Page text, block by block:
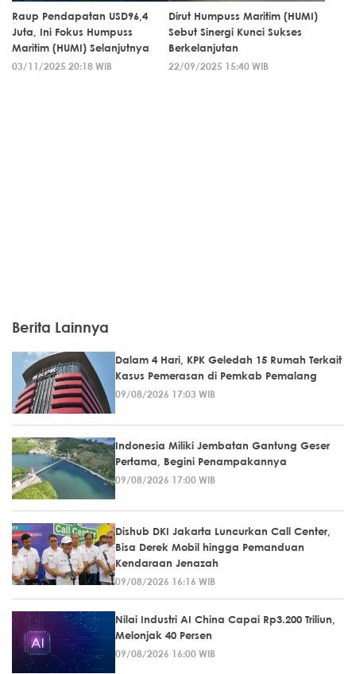
Raup Pendapatan USD96,4
Juta, Ini Fokus Humpuss
Maritim (HUMI) Selanjutnya
03/11/2025 20:18 WIB
Dirut Humpuss Maritim (HUMI)
Sebut Sinergi Kunci Sukses
Berkelanjutan
22/09/2025 15:40 WIB
Berita Lainnya
Dalam 4 Hari, KPK Geledah 15 Rumah Terkait
Kasus Pemerasan di Pemkab Pemalang
09/08/2026 17:03 WIB
Indonesia Miliki Jembatan Gantung Geser
Pertama, Begini Penampakannya
09/08/2026 17:00 WIB
Dishub DKI Jakarta Luncurkan Call Center,
Bisa Derek Mobil hingga Pemanduan
Kendaraan Jenazah
09/08/2026 16:16 WIB
Nilai Industri AI China Capai Rp3.200 Triliun,
Melonjak 40 Persen
09/08/2026 16:00 WIB